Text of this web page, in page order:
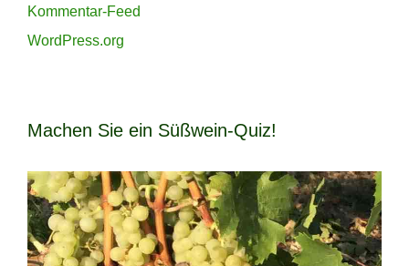
Kommentar-Feed
WordPress.org
Machen Sie ein Süßwein-Quiz!